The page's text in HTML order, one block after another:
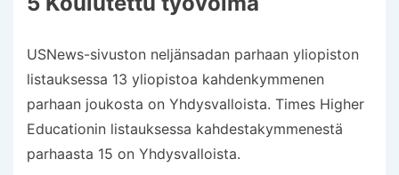
USNews-sivuston neljänsadan parhaan yliopiston
listauksessa 13 yliopistoa kahdenkymmenen
parhaan joukosta on Yhdysvalloista. Times Higher
Educationin listauksessa kahdestakymmenestä
parhaasta 15 on Yhdysvalloista.